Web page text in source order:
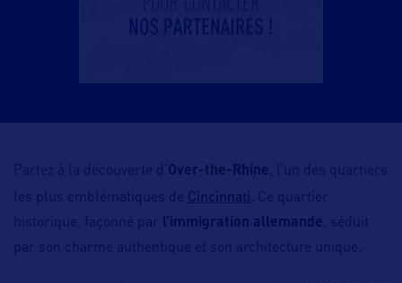
Partez à la découverte d’ Over-the-Rhine , l’un des quartiers
les plus emblématiques de Cincinnati . Ce quartier
historique, façonné par
l’immigration allemande , séduit
par son charme authentique et son architecture unique.